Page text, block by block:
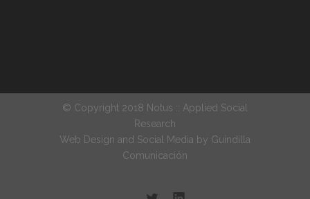
© Copyright 2018 Notus :: Applied Social
Research
Web Design and Social Media by Guindilla
Comunicación